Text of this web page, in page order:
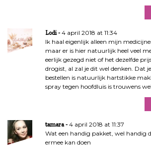
t
i
Lodi
4 april 2018 at 11:34
Ik haal eigenlijk alleen mijn
maar er is hier natuurlijk heel veel
eerlijk gezegd niet of het dezelfde
drogist, al zal je dit wel denken. Dat
bestellen is natuurlijk hartstikke
spray tegen hoofdluis is trouwens
tamara
4 april 2018 at 11:37
Wat een handig pakket, wel handig
ermee kan doen